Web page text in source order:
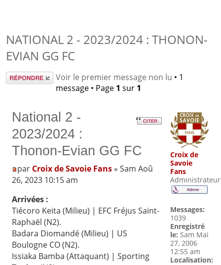
NATIONAL 2 - 2023/2024 : THONON-
EVIAN GG FC
Répondre Voir le premier message non lu • 1
message • Page 1 sur 1
National 2 -
2023/2024 :
Thonon-Evian GG FC
par Croix de Savoie Fans» Sam Aoû
26, 2023 10:15 am
Arrivées :
Tiécoro Keita (Milieu) | EFC Fréjus Saint-
Raphaël (N2).
Badara Diomandé (Milieu) | US
Boulogne CO (N2).
Issiaka Bamba (Attaquant) | Sporting
Croix de
Savoie
Fans
Administrateur
Messages:
1039
Enregistré
le: Sam Mai
27, 2006
12:55 am
Localisation: